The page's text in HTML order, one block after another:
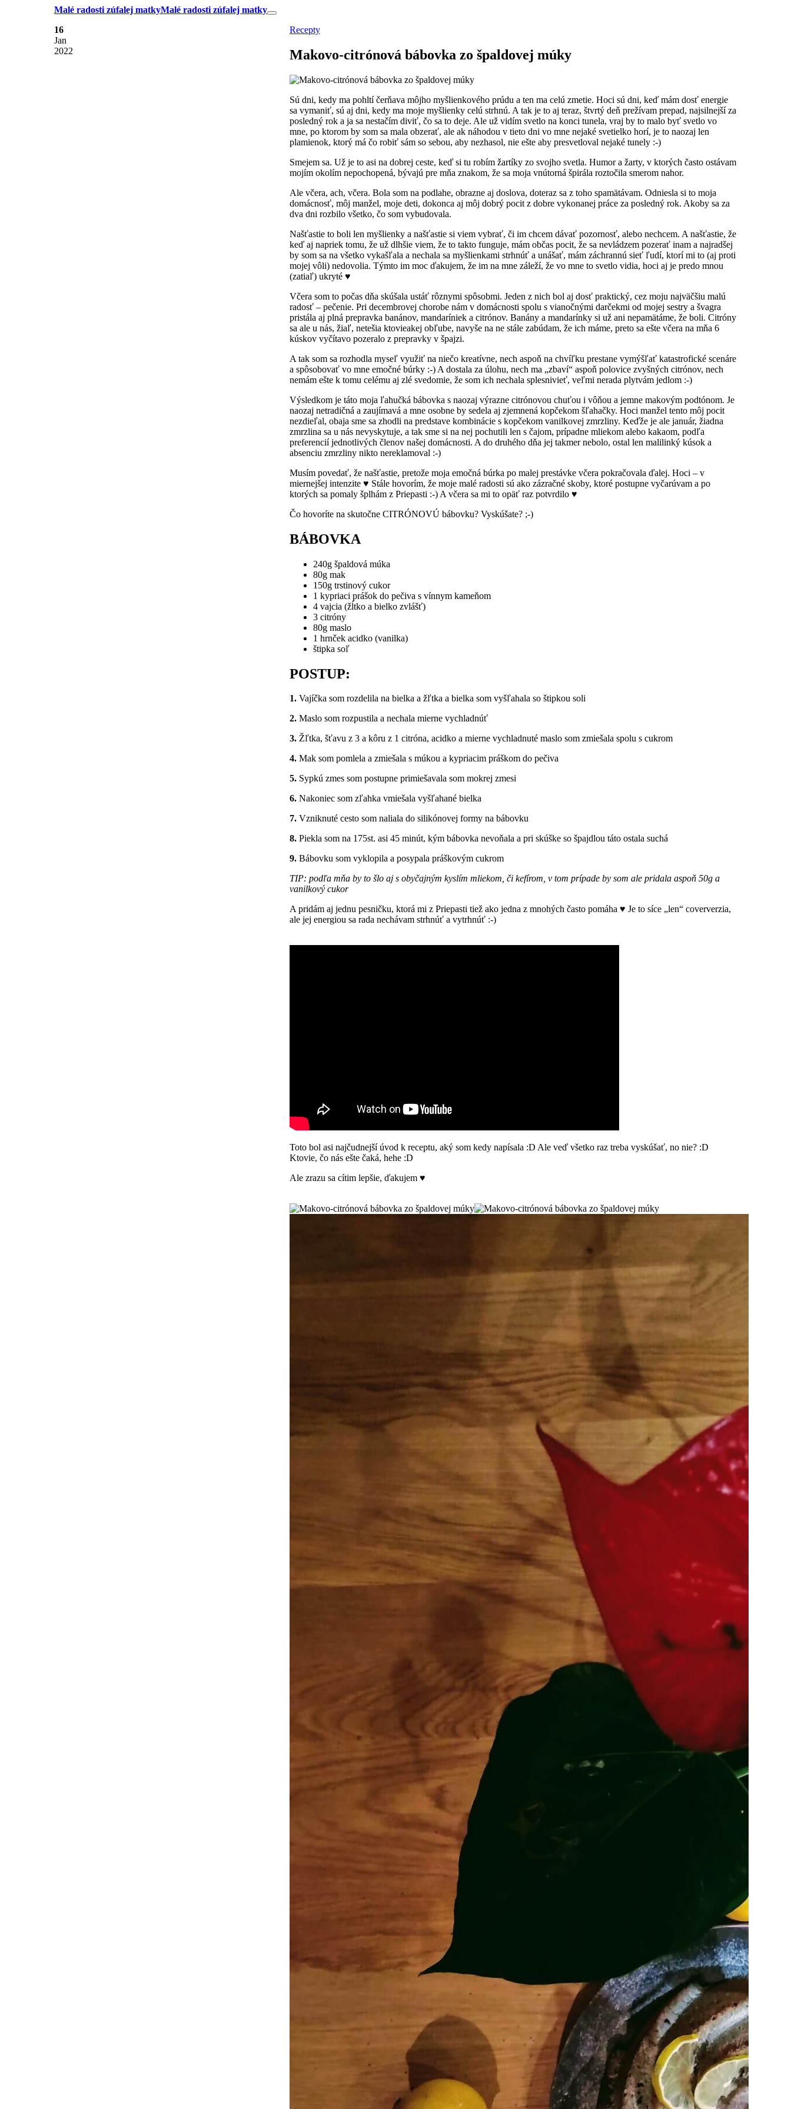
Malé radosti zúfalej matkyMalé radosti zúfalej matky
16
Jan
2022
Recepty
Makovo-citrónová bábovka zo špaldovej múky
Sú dni, kedy ma pohltí čerňava môjho myšlienkového prúdu a ten ma celú zmetie. Hoci sú dni, keď mám dosť energie
sa vymaniť, sú aj dni, kedy ma moje myšlienky celú strhnú. A tak je to aj teraz, štvrtý deň prežívam prepad, najsilnejší za
posledný rok a ja sa nestačím diviť, čo sa to deje. Ale už vidím svetlo na konci tunela, vraj by to malo byť svetlo vo
mne, po ktorom by som sa mala obzerať, ale ak náhodou v tieto dni vo mne nejaké svetielko horí, je to naozaj len
plamienok, ktorý má čo robiť sám so sebou, aby nezhasol, nie ešte aby presvetloval nejaké tunely :-)
Smejem sa. Už je to asi na dobrej ceste, keď si tu robím žartíky zo svojho svetla. Humor a žarty, v ktorých často ostávam
mojím okolím nepochopená, bývajú pre mňa znakom, že sa moja vnútorná špirála roztočila smerom nahor.
Ale včera, ach, včera. Bola som na podlahe, obrazne aj doslova, doteraz sa z toho spamätávam. Odniesla si to moja
domácnosť, môj manžel, moje deti, dokonca aj môj dobrý pocit z dobre vykonanej práce za posledný rok. Akoby sa za
dva dni rozbilo všetko, čo som vybudovala.
Našťastie to boli len myšlienky a našťastie si viem vybrať, či im chcem dávať pozornosť, alebo nechcem. A našťastie, že
keď aj napriek tomu, že už dlhšie viem, že to takto funguje, mám občas pocit, že sa nevládzem pozerať inam a najradšej
by som sa na všetko vykašľala a nechala sa myšlienkami strhnúť a unášať, mám záchrannú sieť ľudí, ktorí mi to (aj proti
mojej vôli) nedovolia. Týmto im moc ďakujem, že im na mne záleží, že vo mne to svetlo vidia, hoci aj je predo mnou
(zatiaľ) ukryté ♥
Včera som to počas dňa skúšala ustáť rôznymi spôsobmi. Jeden z nich bol aj dosť praktický, cez moju najväčšiu malú
radosť – pečenie. Pri decembrovej chorobe nám v domácnosti spolu s vianočnými darčekmi od mojej sestry a švagra
pristála aj plná prepravka banánov, mandaríniek a citrónov. Banány a mandarínky si už ani nepamätáme, že boli. Citróny
sa ale u nás, žiaľ, netešia ktovieakej obľube, navyše na ne stále zabúdam, že ich máme, preto sa ešte včera na mňa 6
kúskov vyčítavo pozeralo z prepravky v špajzi.
A tak som sa rozhodla myseľ využiť na niečo kreatívne, nech aspoň na chvíľku prestane vymýšľať katastrofické scenáre
a spôsobovať vo mne emočné búrky :-) A dostala za úlohu, nech ma „zbaví“ aspoň polovice zvyšných citrónov, nech
nemám ešte k tomu celému aj zlé svedomie, že som ich nechala splesnivieť, veľmi nerada plytvám jedlom :-)
Výsledkom je táto moja ľahučká bábovka s naozaj výrazne citrónovou chuťou i vôňou a jemne makovým podtónom. Je
naozaj netradičná a zaujímavá a mne osobne by sedela aj zjemnená kopčekom šľahačky. Hoci manžel tento môj pocit
nezdieľal, obaja sme sa zhodli na predstave kombinácie s kopčekom vanilkovej zmrzliny. Keďže je ale január, žiadna
zmrzlina sa u nás nevyskytuje, a tak sme si na nej pochutili len s čajom, prípadne mliekom alebo kakaom, podľa
preferencií jednotlivých členov našej domácnosti. A do druhého dňa jej takmer nebolo, ostal len malilinký kúsok a
absenciu zmrzliny nikto nereklamoval :-)
Musím povedať, že našťastie, pretože moja emočná búrka po malej prestávke včera pokračovala ďalej. Hoci – v
miernejšej intenzite ♥ Stále hovorím, že moje malé radosti sú ako zázračné skoby, ktoré postupne vyčarúvam a po
ktorých sa pomaly šplhám z Priepasti :-) A včera sa mi to opäť raz potvrdilo ♥
Čo hovoríte na skutočne CITRÓNOVÚ bábovku? Vyskúšate? ;-)
BÁBOVKA
240g špaldová múka
80g mak
150g trstinový cukor
1 kypriaci prášok do pečiva s vínnym kameňom
4 vajcia (žĺtko a bielko zvlášť)
3 citróny
80g maslo
1 hrnček acidko (vanilka)
štipka soľ
POSTUP:
1. Vajíčka som rozdelila na bielka a žľtka a bielka som vyšľahala so štipkou soli
2. Maslo som rozpustila a nechala mierne vychladnúť
3. Žľtka, šťavu z 3 a kôru z 1 citróna, acidko a mierne vychladnuté maslo som zmiešala spolu s cukrom
4. Mak som pomlela a zmiešala s múkou a kypriacim práškom do pečiva
5. Sypkú zmes som postupne primiešavala som mokrej zmesi
6. Nakoniec som zľahka vmiešala vyšľahané bielka
7. Vzniknuté cesto som naliala do silikónovej formy na bábovku
8. Piekla som na 175st. asi 45 minút, kým bábovka nevoňala a pri skúške so špajdlou táto ostala suchá
9. Bábovku som vyklopila a posypala práškovým cukrom
TIP: podľa mňa by to šlo aj s obyčajným kyslím mliekom, či kefírom, v tom prípade by som ale pridala aspoň 50g a
vanilkový cukor
A pridám aj jednu pesničku, ktorá mi z Priepasti tiež ako jedna z mnohých často pomáha ♥ Je to síce „len“ coververzia,
ale jej energiou sa rada nechávam strhnúť a vytrhnúť :-)
Toto bol asi najčudnejší úvod k receptu, aký som kedy napísala :D Ale veď všetko raz treba vyskúšať, no nie? :D
Ktovie, čo nás ešte čaká, hehe :D
Ale zrazu sa cítim lepšie, ďakujem ♥